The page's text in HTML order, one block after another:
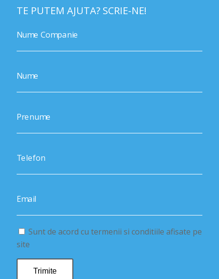
TE PUTEM AJUTA? SCRIE-NE!
Nume Companie
Nume
Prenume
Telefon
Email
Sunt de acord cu termenii si conditiile afisate pe
site